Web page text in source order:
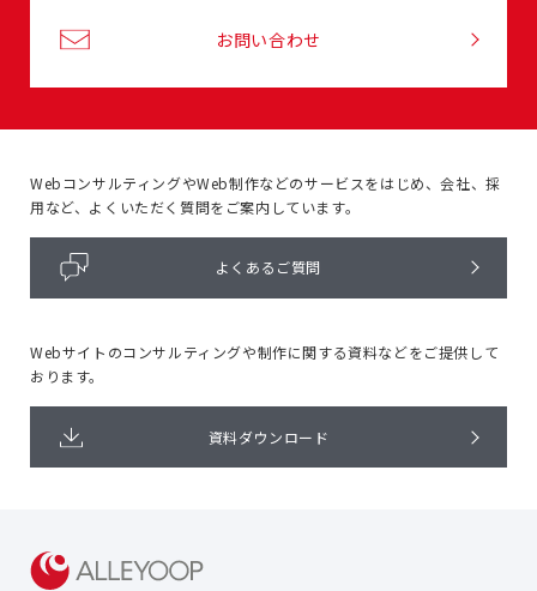
お問い合わせ
WebコンサルティングやWeb制作などのサービスをはじめ、会社、採
用など、よくいただく質問をご案内しています。
よくあるご質問
Webサイトのコンサルティングや制作に関する資料などをご提供して
おります。
資料ダウンロード